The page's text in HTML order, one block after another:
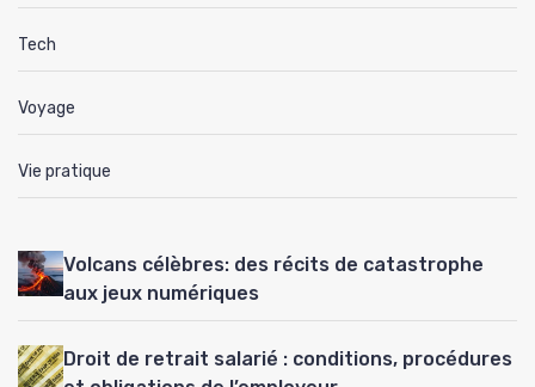
Tech
Voyage
Vie pratique
Volcans célèbres: des récits de catastrophe
aux jeux numériques
Droit de retrait salarié : conditions, procédures